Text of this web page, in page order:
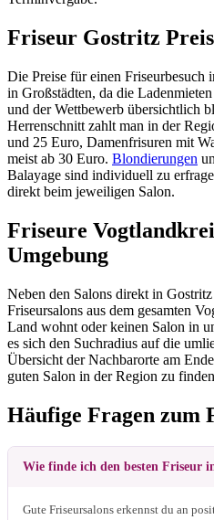
Friseur Gostritz
Die Preise für einen Friseurbesuch
in Großstädten, da die
und der Wettbewerb übersichtlich
Herrenschnitt zahlt man in der
und 25 Euro, Damenfrisuren mit
meist ab 30 Euro. Blondierungen
Balayage sind individuell zu
direkt beim jeweiligen Salon.
Friseure
Umgebung
Neben den Salons direkt in
Friseursalons aus dem gesamten
Land wohnt oder keinen Salon in
es sich den Suchradius auf die
Übersicht der Nachbarorte am
guten Salon in der Region zu
Häufige Fragen zum
Wie finde ich den besten Friseur
Gute Friseursalons erkennst du an